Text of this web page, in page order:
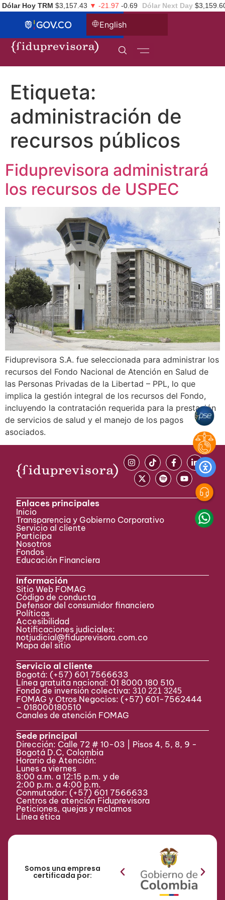
Dólar Hoy TRM $3,157.43 ▼ -21.97 -0.69 Dólar Next Day
English
Etiqueta:
administración de
recursos públicos
Fiduprevisora administrará
los recursos de USPEC
Fiduprevisora S.A. fue seleccionada para administrar los
recursos del Fondo Nacional de Atención en Salud de
las Personas Privadas de la Libertad – PPL, lo que
implica la gestión integral de los recursos del Fondo,
incluyendo la contratación requerida para la prestación
de servicios de salud y el manejo de los pagos
asociados.
Enlaces principales
Inicio
Transparencia y Gobierno Corporativo
Servicio al cliente
Participa ​
Nosotros
Fondos
Educación Financiera
Información
Sitio Web FOMAG
Código de conducta
Defensor del consumidor financiero
Políticas
Accesibilidad
Notificaciones judiciales:
notjudicial@fiduprevisora.com.co
Mapa del sitio
Servicio al cliente
Bogotá: (+57) 601 7566633
Línea gratuita nacional: 01 8000 180 510
Fondo de inversión colectiva:310 221 3245
FOMAG y Otros Negocios: (+57) 601-7562444
– 018000180510
Canales de atención FOMAG
Sede principal
Dirección: Calle 72 # 10-03 | Pisos 4, 5, 8, 9 -
Bogotá D.C, Colombia
Horario de Atención:
Lunes a viernes
8:00 a.m. a 12:15 p.m. y de
2:00 p.m. a 4:00 p.m.
Conmutador: (+57) 601 7566633
Centros de atención Fiduprevisora
Peticiones, quejas y reclamos
Línea ética
Somos una empresa
certificada por: